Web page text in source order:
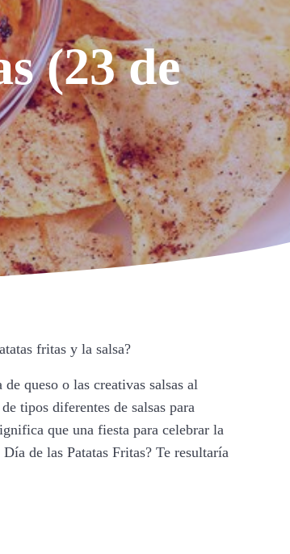
(23 de
fritas y la salsa?
queso o las creativas salsas al
tipos diferentes de salsas para
que una fiesta para celebrar la
de las Patatas Fritas? Te resultaría